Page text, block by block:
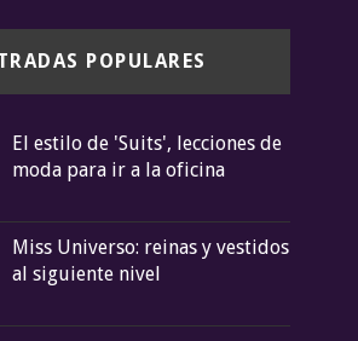
POPULARES
El estilo de 'Suits', lecciones de
moda para ir a la oficina
Miss Universo: reinas y vestidos
al siguiente nivel